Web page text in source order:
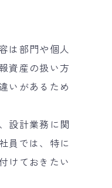
は部門や個人
資産の扱い方
いがあるため
設計業務に関
員では、特に
けておきたい